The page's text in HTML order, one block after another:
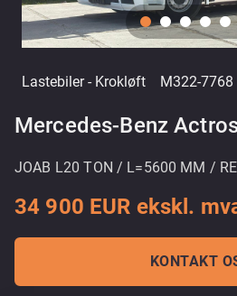
Lastebiler- Krokløft M322-7768
Mercedes-Benz
JOAB L20 TON / L=5600 MM /
34 900 EUR ekskl.
KONTAKT